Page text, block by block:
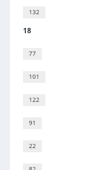
132
18
77
101
122
91
22